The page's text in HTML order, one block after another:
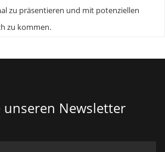
zu präsentieren und mit potenziellen
zu kommen.
unseren Newsletter